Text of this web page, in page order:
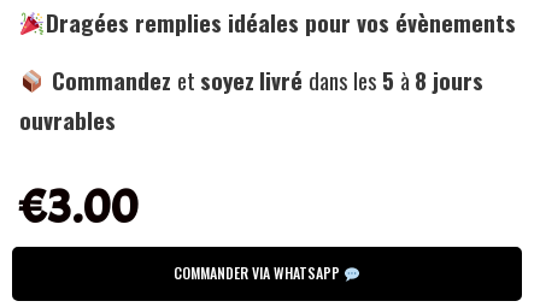
Dragées remplies idéales pour vos évènements
Commandez et soyez livré dans les 5 à 8 jours
ouvrables
€3.00
COMMANDER VIA WHATSAPP